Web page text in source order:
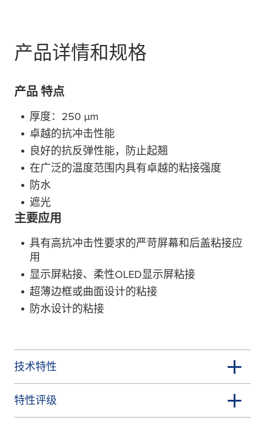
产品详情和规格
产品 特点
厚度：250 µm
卓越的抗冲击性能
良好的抗反弹性能，防止起翘
在广泛的温度范围内具有卓越的粘接强度
防水
遮光
主要应用
具有高抗冲击性要求的严苛屏幕和后盖粘接应
用
显示屏粘接、柔性OLED显示屏粘接
超薄边框或曲面设计的粘接
防水设计的粘接
技术特性
特性评级